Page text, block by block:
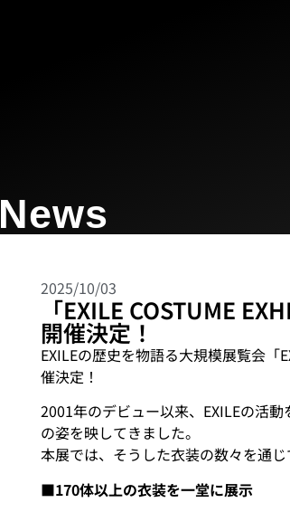
News
2025/10/03
「EXILE COSTUME
開催決定！
EXILEの歴史を物語る大規模展覧会「
催決定！
2001年のデビュー以来、EXILEの活
の姿を映してきました。
本展では、そうした衣装の数々を通じ
■170体以上の衣装を一堂に展示